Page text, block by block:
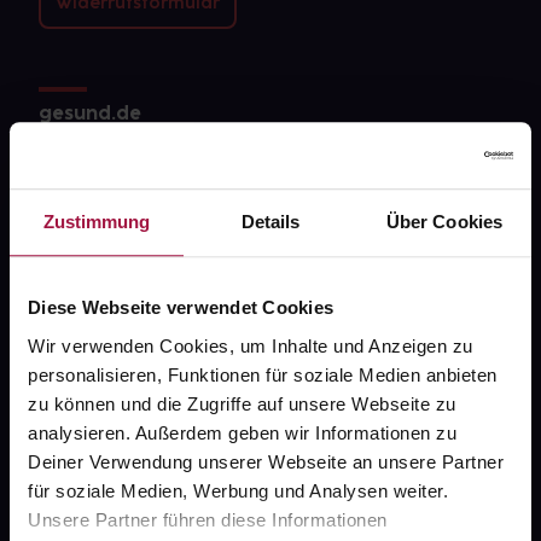
Zustimmung Details Über Cookies
Diese Webseite verwendet Cookies
Wir verwenden Cookies, um Inhalte und Anzeigen zu
personalisieren, Funktionen für soziale Medien anbieten
zu können und die Zugriffe auf unsere Webseite zu
analysieren. Außerdem geben wir Informationen zu
Deiner Verwendung unserer Webseite an unsere Partner
für soziale Medien, Werbung und Analysen weiter.
Unsere Partner führen diese Informationen
gesund.de
Karriere
Newsletter
Barrierefreiheitserklärung
PAYBACK
gesund-versorger.de
Sanitätshäuser
Datenschutz
AGB